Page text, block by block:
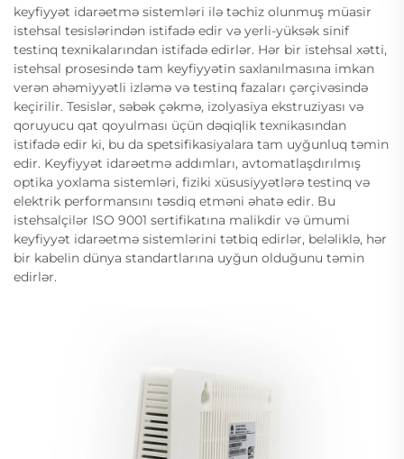
keyfiyyət idarəetmə sistemləri ilə təchiz olunmuş müasir
istehsal tesislərindən istifadə edir və yerli-yüksək sinif
testinq texnikalarından istifadə edirlər. Hər bir istehsal xətti,
istehsal prosesində tam keyfiyyətin saxlanılmasına imkan
verən əhəmiyyətli izləmə və testinq fazaları çərçivəsində
keçirilir. Tesislər, səbək çəkmə, izolyasiya ekstruziyası və
qoruyucu qat qoyulması üçün dəqiqlik texnikasından
istifadə edir ki, bu da spetsifikasiyalara tam uyğunluq təmin
edir. Keyfiyyət idarəetmə addımları, avtomatlaşdırılmış
optika yoxlama sistemləri, fiziki xüsusiyyətlərə testinq və
elektrik performansını təsdiq etməni əhatə edir. Bu
istehsalçilər ISO 9001 sertifikatına malikdir və ümumi
keyfiyyət idarəetmə sistemlərini tətbiq edirlər, beləliklə, hər
bir kabelin dünya standartlarına uyğun olduğunu təmin
edirlər.